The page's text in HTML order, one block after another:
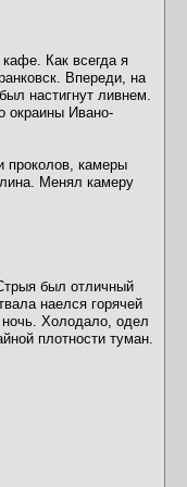
Как всегда я
Впереди, на
настигнут ливнем.
окраины Ивано-
проколов, камеры
Менял камеру
был отличный
наелся горячей
Холодало, одел
плотности туман.